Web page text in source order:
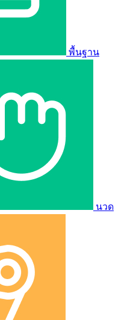
พื้นฐาน
นวด